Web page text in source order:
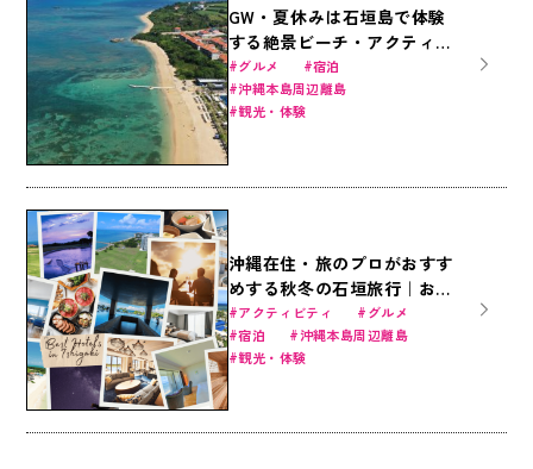
GW・夏休みは石垣島で体験
する絶景ビーチ・アクティビ
ティ・おススメホテルの魅力
を大公開！
グルメ
宿泊
沖縄本島周辺離島
観光・体験
沖縄在住・旅のプロがおすす
めする秋冬の石垣旅行｜おす
すめ宿泊施設（17選）とグル
メまで総整理！
アクティビティ
グルメ
宿泊
沖縄本島周辺離島
観光・体験